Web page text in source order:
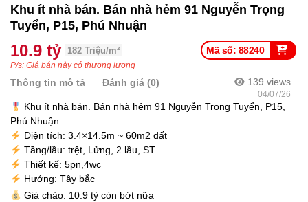
Khu ít nhà bán. Bán nhà hẻm 91 Nguyễn Trọng
Tuyển, P15, Phú Nhuận
Mã số: 88240
10.9 tỷ 182 Triệu/m²
P/s: Giá bán này có thương lượng
139 views
04/07/26
Thông tin mô tả Đánh giá (0)
Khu ít nhà bán. Bán nhà hẻm 91 Nguyễn Trọng Tuyển, P15,
Phú Nhuận
Diện tích: 3.4×14.5m ~ 60m2 đất
Tầng/lầu: trệt, Lửng, 2 lầu, ST
Thiết kế: 5pn,4wc
Hướng: Tây bắc
Giá chào: 10.9 tỷ còn bớt nữa